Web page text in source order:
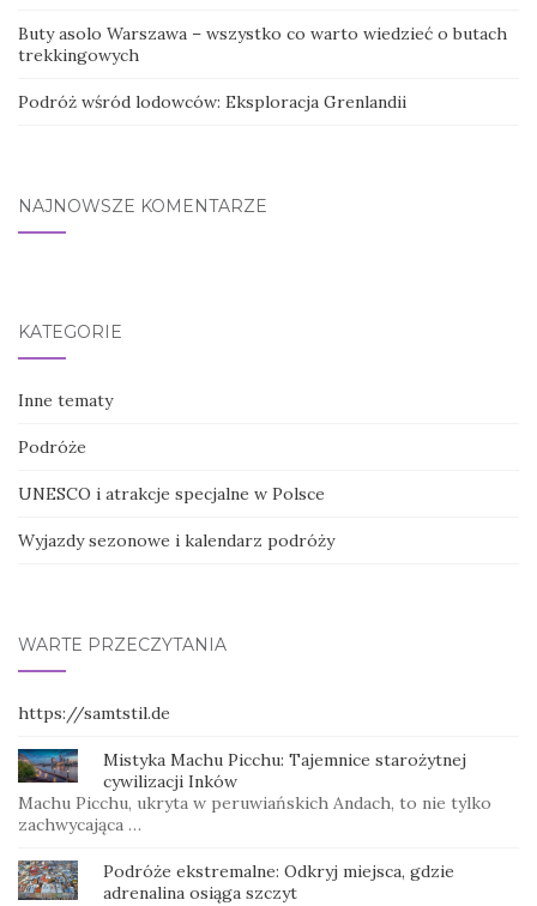
Buty asolo Warszawa – wszystko co warto wiedzieć o butach
trekkingowych
Podróż wśród lodowców: Eksploracja Grenlandii
NAJNOWSZE KOMENTARZE
KATEGORIE
Inne tematy
Podróże
UNESCO i atrakcje specjalne w Polsce
Wyjazdy sezonowe i kalendarz podróży
WARTE PRZECZYTANIA
https://samtstil.de
Mistyka Machu Picchu: Tajemnice starożytnej
cywilizacji Inków
Machu Picchu, ukryta w peruwiańskich Andach, to nie tylko
zachwycająca …
Podróże ekstremalne: Odkryj miejsca, gdzie
adrenalina osiąga szczyt